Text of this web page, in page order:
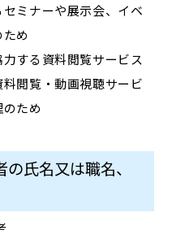
ミナーや展示会、イベ
め
する資料閲覧サービス
閲覧・動画視聴サービ
ため
氏名又は職名、